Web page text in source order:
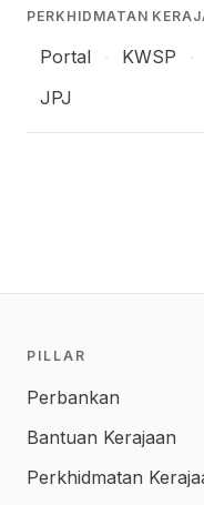
PERKHIDMATAN
Portal
KWSP
JPJ
PILLAR
Perbankan
Bantuan Kerajaan
Perkhidmatan